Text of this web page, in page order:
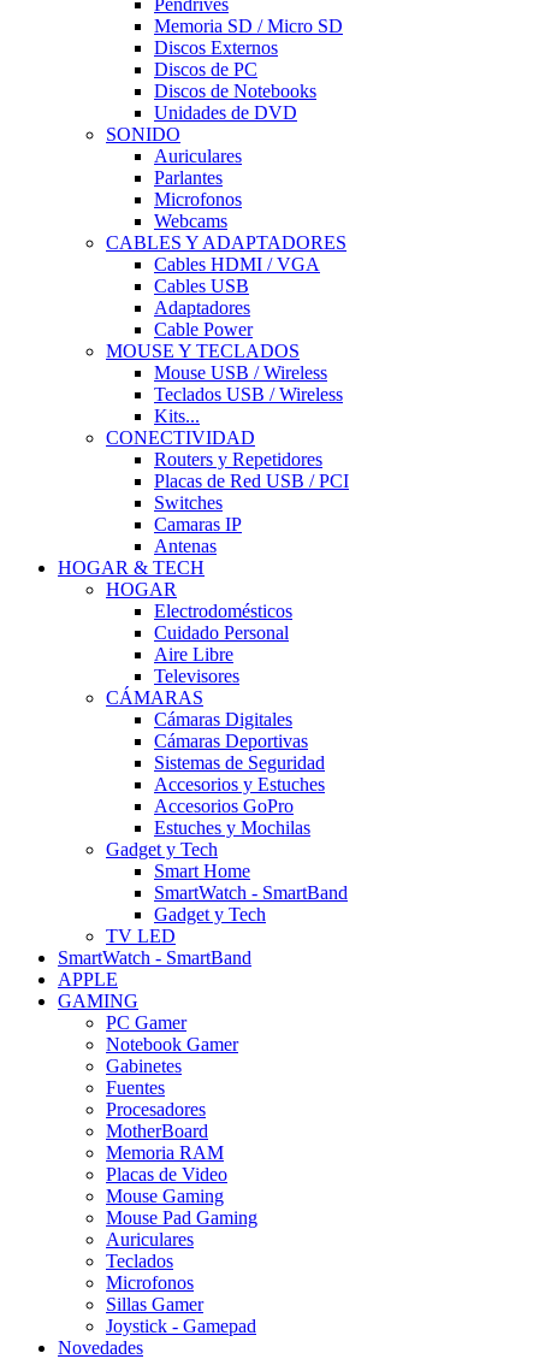
Memoria SD / Micro SD
Discos Externos
Discos de PC
Discos de Notebooks
Unidades de DVD
SONIDO
Auriculares
Parlantes
Microfonos
Webcams
CABLES Y ADAPTADORES
Cables HDMI / VGA
Cables USB
Adaptadores
Cable Power
MOUSE Y TECLADOS
Mouse USB / Wireless
Teclados USB / Wireless
Kits...
CONECTIVIDAD
Routers y Repetidores
Placas de Red USB / PCI
Switches
Camaras IP
Antenas
HOGAR & TECH
HOGAR
Electrodomésticos
Cuidado Personal
Aire Libre
Televisores
CÁMARAS
Cámaras Digitales
Cámaras Deportivas
Sistemas de Seguridad
Accesorios y Estuches
Accesorios GoPro
Estuches y Mochilas
Gadget y Tech
Smart Home
SmartWatch - SmartBand
Gadget y Tech
TV LED
SmartWatch - SmartBand
APPLE
GAMING
PC Gamer
Notebook Gamer
Gabinetes
Fuentes
Procesadores
MotherBoard
Memoria RAM
Placas de Video
Mouse Gaming
Mouse Pad Gaming
Auriculares
Teclados
Microfonos
Sillas Gamer
Joystick - Gamepad
Novedades